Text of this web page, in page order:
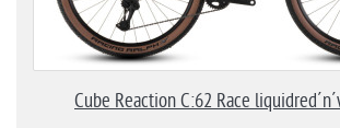
Cube Reaction C:62 Race